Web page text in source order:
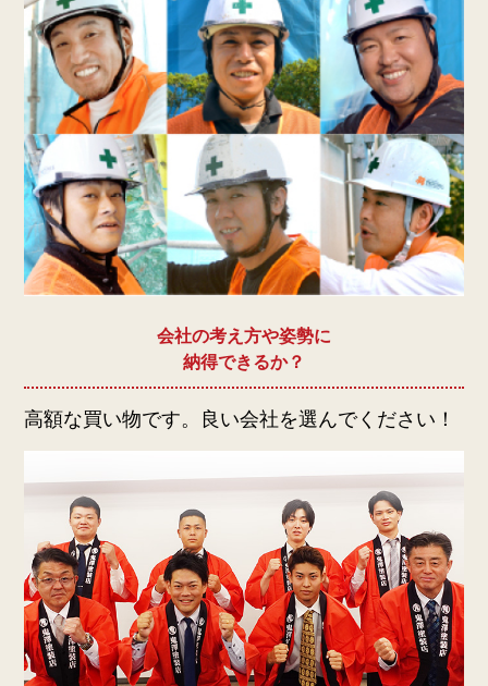
会社の考え方や姿勢に
納得できるか？
高額な買い物です。良い会社を選んでください！